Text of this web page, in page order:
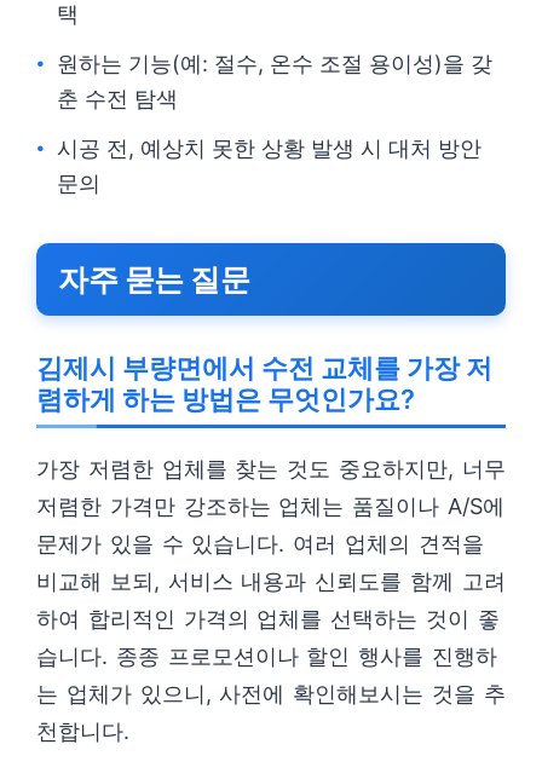
택
원하는 기능(예: 절수, 온수 조절 용이성)을 갖
춘 수전 탐색
시공 전, 예상치 못한 상황 발생 시 대처 방안
문의
자주 묻는 질문
김제시 부량면에서 수전 교체를 가장 저
렴하게 하는 방법은 무엇인가요?
가장 저렴한 업체를 찾는 것도 중요하지만, 너무
저렴한 가격만 강조하는 업체는 품질이나 A/S에
문제가 있을 수 있습니다. 여러 업체의 견적을
비교해 보되, 서비스 내용과 신뢰도를 함께 고려
하여 합리적인 가격의 업체를 선택하는 것이 좋
습니다. 종종 프로모션이나 할인 행사를 진행하
는 업체가 있으니, 사전에 확인해보시는 것을 추
천합니다.